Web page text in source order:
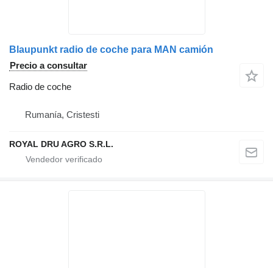
Blaupunkt radio de coche para MAN camión
Precio a consultar
Radio de coche
Rumanía, Cristesti
ROYAL DRU AGRO S.R.L.